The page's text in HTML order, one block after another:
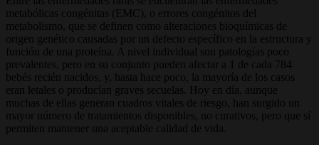
metabólicas congénitas (EMC), o errores congénitos del
metabolismo, que se definen como alteraciones bioquímicas de
origen genético causadas por un defecto específico en la estructura y
función de una proteína. A nivel individual son patologías poco
prevalentes, pero en su conjunto pueden afectar a 1 de cada 784
bebés recién nacidos, y, hasta hace poco, la mayoría de los casos
eran letales o producían graves secuelas. Hoy en día, aunque
muchas de ellas generan cuadros vitales de riesgo, han surgido un
mayor número de tratamientos disponibles, no curativos, pero que sí
permiten mantener una aceptable calidad de vida.